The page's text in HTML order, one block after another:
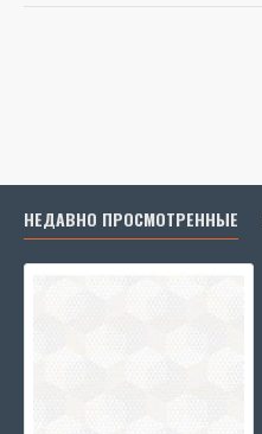
НЕДАВНО ПРОСМОТРЕННЫЕ